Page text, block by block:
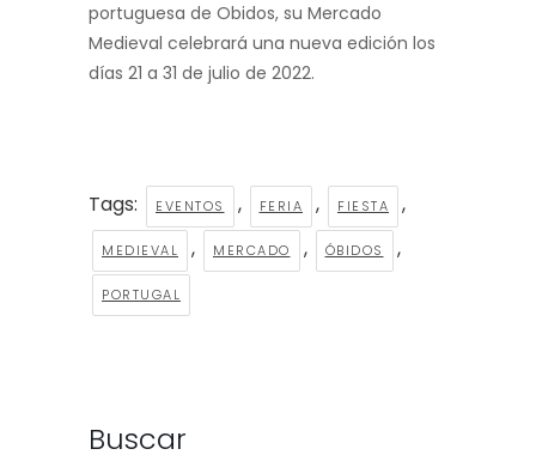
portuguesa de Obidos, su Mercado
Medieval celebrará una nueva edición los
días 21 a 31 de julio de 2022.
Tags: EVENTOS , FERIA , FIESTA ,
MEDIEVAL , MERCADO , ÓBIDOS ,
PORTUGAL
Buscar